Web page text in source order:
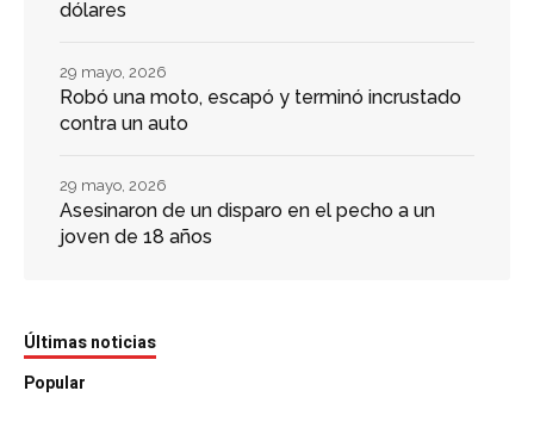
dólares
Robó una moto, escapó y terminó incrustado
contra un auto
29 mayo, 2026
Asesinaron de un disparo en el pecho a un
joven de 18 años
29 mayo, 2026
Últimas noticias
Popular